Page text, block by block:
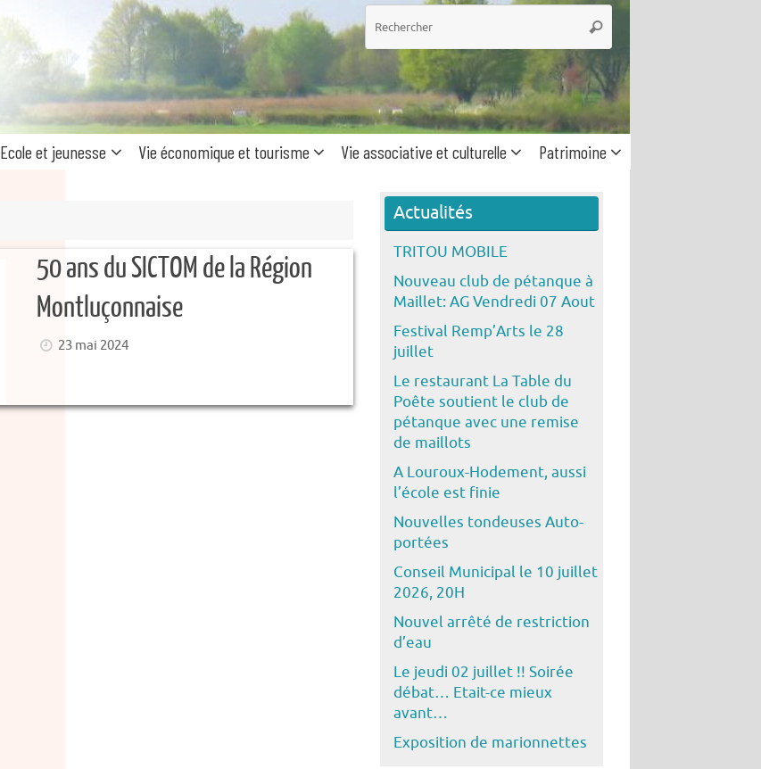
Recherche
pour
Rechercher
Ecole et jeunesse Vie économique et tourisme Vie associative et culturelle Patrimoine
50 ans du SICTOM de la Région
Montluçonnaise
23 mai 2024
Actualités
TRITOU MOBILE
Nouveau club de pétanque à
Maillet: AG Vendredi 07 Aout
Festival Remp’Arts le 28
juillet
Le restaurant La Table du
Poête soutient le club de
pétanque avec une remise
de maillots
A Louroux-Hodement, aussi
l’école est finie
Nouvelles tondeuses Auto-
portées
Conseil Municipal le 10 juillet
2026, 20H
Nouvel arrêté de restriction
d’eau
Le jeudi 02 juillet !! Soirée
débat… Etait-ce mieux
avant…
Exposition de marionnettes